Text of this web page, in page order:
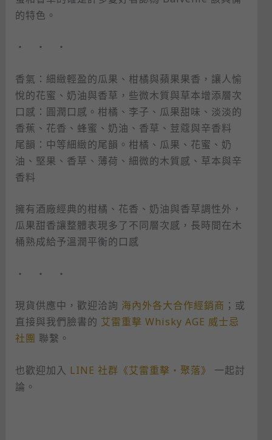
的特色。
・ ・ ・
香氣：細緻輕盈的瓜果、柑橘與蘋果果香，讓人愉
悅的花蜜、奶油與香草，些微木質與草本增添層次
口感：圓潤口感。柑橘、李子、瓜果甜味、淡淡的
香蕉、花香、蜂蜜、奶油、香草、荳蔻與辛香料
尾韻：中等細緻的尾韻。柑橘、瓜果、花蜜、奶
油、堅果、香草、薄荷、細微的木質感、草本與辛
香料
擁有酒廠經典的柑橘、花香、奶油與香草調性外，
瓜果甜香讓整體表現多了不同層次感，長時間在木
桶熟成給予溫潤平衡的口感
・ ・ ・
現貨供應中，歡迎洽詢 海內外各大合作經銷商 ；或
直接與我們臉書的 艾雷重擊 Whisky AGE 威士忌
社團 聯繫。
也歡迎加入 LINE 社群《艾雷重擊・聚落》
一起討
論。